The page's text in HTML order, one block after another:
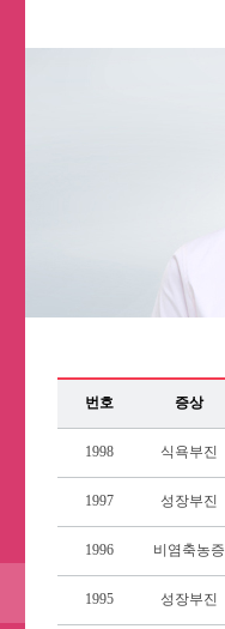
번호 증상
1998 식욕부진
1997 성장부진
1996 비염축농증
1995 성장부진